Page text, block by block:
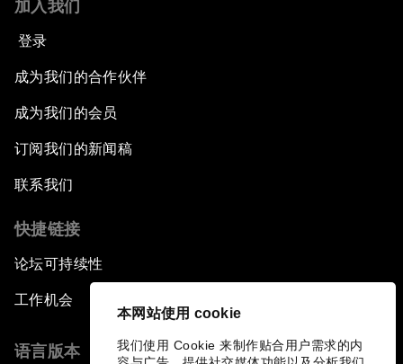
本网站使用 cookie
我们使用 Cookie 来制作贴合用户需求的内
加入我们
登录
成为我们的合作伙伴
成为我们的会员
订阅我们的新闻稿
联系我们
快捷链接
论坛可持续性
工作机会
语言版本